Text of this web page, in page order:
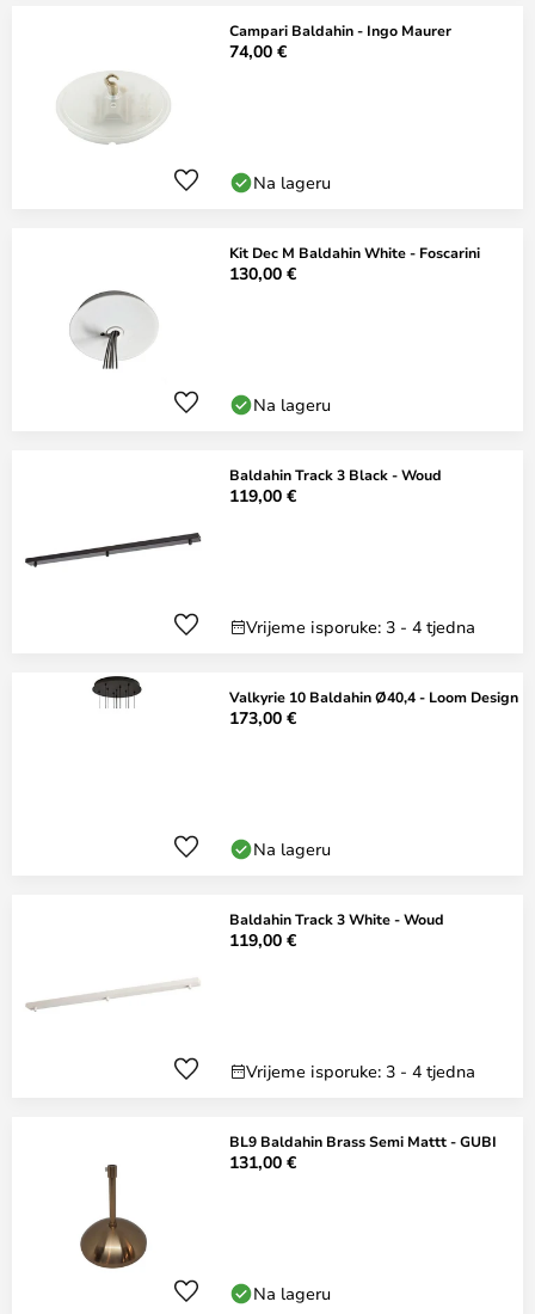
Campari Baldahin - Ingo Maurer
74,00 €
Na lageru
Kit Dec M Baldahin White - Foscarini
130,00 €
Na lageru
Baldahin Track 3 Black - Woud
119,00 €
Vrijeme isporuke: 3 - 4 tjedna
Valkyrie 10 Baldahin Ø40,4 - Loom Design
173,00 €
Na lageru
Baldahin Track 3 White - Woud
119,00 €
Vrijeme isporuke: 3 - 4 tjedna
BL9 Baldahin Brass Semi Mattt - GUBI
131,00 €
Na lageru